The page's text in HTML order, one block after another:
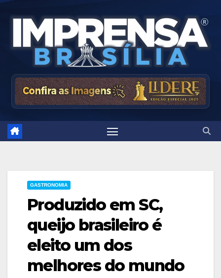
GASTRONOMIA
Produzido em SC,
queijo brasileiro é
eleito um dos
melhores do mundo